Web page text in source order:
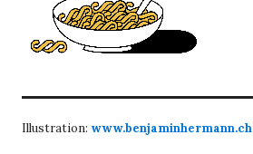
Illustration: www.benjaminhermann.ch